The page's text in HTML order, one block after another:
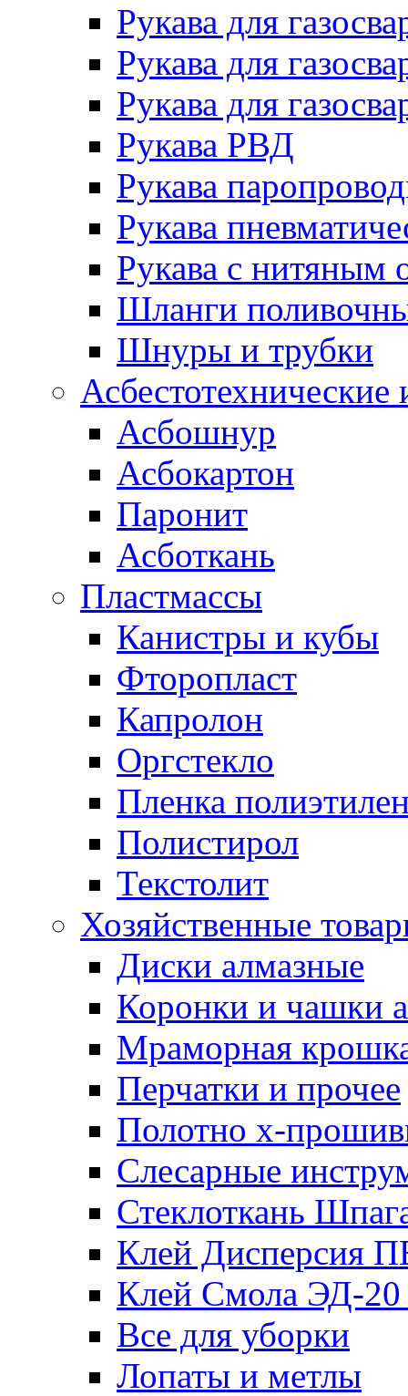
Рукава для
Рукава для
Рукава для
Рукава РВД
Рукава
Рукава
Рукава с нитяным
Шланги
Шнуры и трубки
Асбестотехнические
Асбошнур
Асбокартон
Паронит
Асботкань
Пластмассы
Канистры и кубы
Фторопласт
Капролон
Оргстекло
Пленка
Полистирол
Текстолит
Хозяйственные
Диски алмазные
Коронки и чашки
Мраморная
Перчатки и прочее
Полотно х-
Слесарные
Стеклоткань
Клей Дисперсия
Клей Смола ЭД-20
Все для уборки
Лопаты и метлы